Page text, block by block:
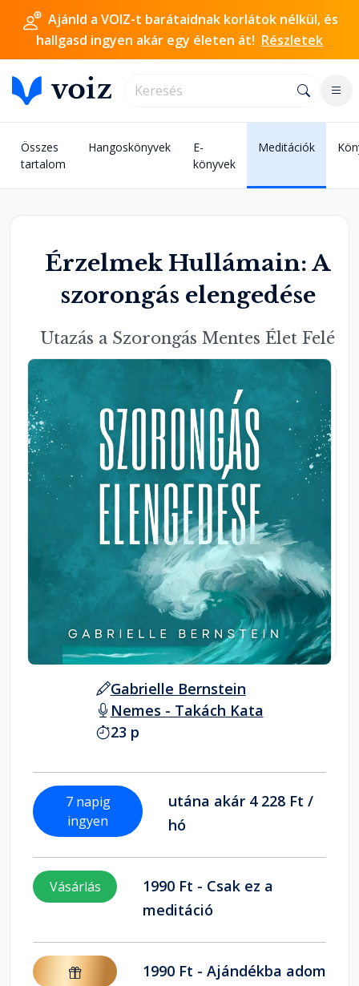
Ajánld a VOIZ-t barátaidnak korlátok nélkül, és
hallgasd ingyen akár egy életen át! Részletek
Összes
tartalom
Hangoskönyvek
E-
könyvek
Meditációk
Érzelmek Hullámain: A
szorongás elengedése
Utazás a Szorongás Mentes Élet Felé
Gabrielle Bernstein
Nemes - Takách Kata
23 p
7 napig
ingyen
utána akár 4 228 Ft /
hó
Vásárlás
1990 Ft - Csak ez a
meditáció
1990 Ft - Ajándékba adom